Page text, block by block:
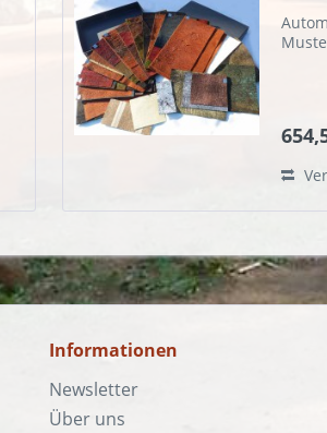
Informationen
Newsletter
Über uns